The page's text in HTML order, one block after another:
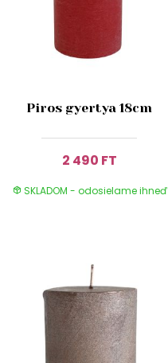
Piros gyertya 18cm
2 490 FT
SKLADOM - odosielame ihneď